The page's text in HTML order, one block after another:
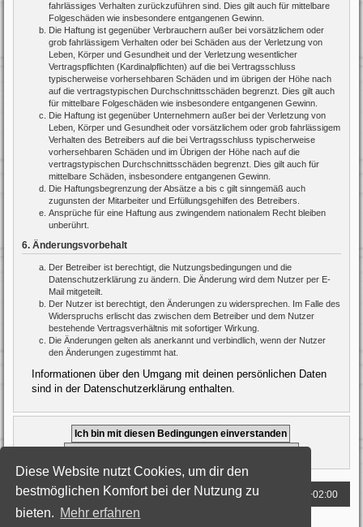
Diese Website nutzt Cookies, um dir den
bestmöglichen Komfort bei der Nutzung zu
bieten. Mehr erfahren
fahrlässiges Verhalten zurückzuführen sind. Dies gilt auch für mittelbare
Folgeschäden wie insbesondere entgangenen Gewinn.
Die Haftung ist gegenüber Verbrauchern außer bei vorsätzlichem oder
grob fahrlässigem Verhalten oder bei Schäden aus der Verletzung von
Leben, Körper und Gesundheit und der Verletzung wesentlicher
Vertragspflichten (Kardinalpflichten) auf die bei Vertragsschluss
typischerweise vorhersehbaren Schäden und im übrigen der Höhe nach
auf die vertragstypischen Durchschnittsschäden begrenzt. Dies gilt auch
für mittelbare Folgeschäden wie insbesondere entgangenen Gewinn.
Die Haftung ist gegenüber Unternehmern außer bei der Verletzung von
Leben, Körper und Gesundheit oder vorsätzlichem oder grob fahrlässigem
Verhalten des Betreibers auf die bei Vertragsschluss typischerweise
vorhersehbaren Schäden und im Übrigen der Höhe nach auf die
vertragstypischen Durchschnittsschäden begrenzt. Dies gilt auch für
mittelbare Schäden, insbesondere entgangenen Gewinn.
Die Haftungsbegrenzung der Absätze a bis c gilt sinngemäß auch
zugunsten der Mitarbeiter und Erfüllungsgehilfen des Betreibers.
Ansprüche für eine Haftung aus zwingendem nationalem Recht bleiben
unberührt.
6. Änderungsvorbehalt
Der Betreiber ist berechtigt, die Nutzungsbedingungen und die
Datenschutzerklärung zu ändern. Die Änderung wird dem Nutzer per E-
Mail mitgeteilt.
Der Nutzer ist berechtigt, den Änderungen zu widersprechen. Im Falle des
Widerspruchs erlischt das zwischen dem Betreiber und dem Nutzer
bestehende Vertragsverhältnis mit sofortiger Wirkung.
Die Änderungen gelten als anerkannt und verbindlich, wenn der Nutzer
den Änderungen zugestimmt hat.
Informationen über den Umgang mit deinen persönlichen Daten
sind in der Datenschutzerklärung enthalten.
Foren-Übersicht Alle Zeiten sind UTC+02:00
Powered byphpBB® Forum Software © phpBB Limited